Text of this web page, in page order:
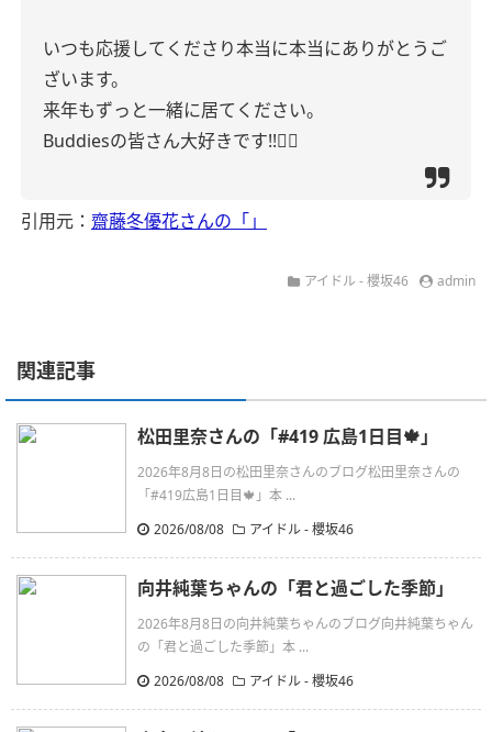
いつも応援してくださり本当に本当にありがとうご
ざいます。
来年もずっと一緒に居てください。
Buddiesの皆さん大好きです!!❤️‍🔥
引用元： 齋藤冬優花さんの「」
アイドル - 櫻坂46 admin
関連記事
松田里奈さんの「#419 広島1日目🍁」
2026年8月8日の松田里奈さんのブログ松田里奈さんの
「#419広島1日目🍁」本 ...
2026/08/08
アイドル - 櫻坂46
向井純葉ちゃんの「君と過ごした季節」
2026年8月8日の向井純葉ちゃんのブログ向井純葉ちゃん
の「君と過ごした季節」本 ...
2026/08/08
アイドル - 櫻坂46